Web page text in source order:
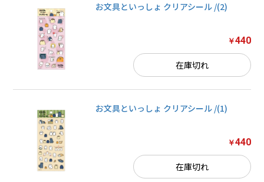
お文具といっしょ クリアシール /(2)
￥440
在庫切れ
お文具といっしょ クリアシール /(1)
￥440
在庫切れ